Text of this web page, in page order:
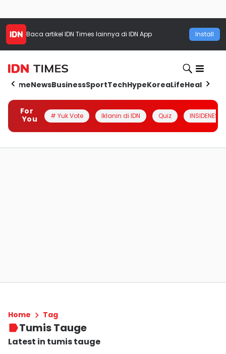
Baca artikel IDN Times lainnya di IDN App Install
HomeNewsBusinessSportTechHypeKoreaLifeHealth
For
You
# Yuk Vote Iklanin di IDN Quiz INSIDENESIA
Home Tag
Tumis Tauge
Latest in tumis tauge